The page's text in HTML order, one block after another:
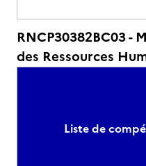
RNCP30382BC03 -
des Ressources
Liste de